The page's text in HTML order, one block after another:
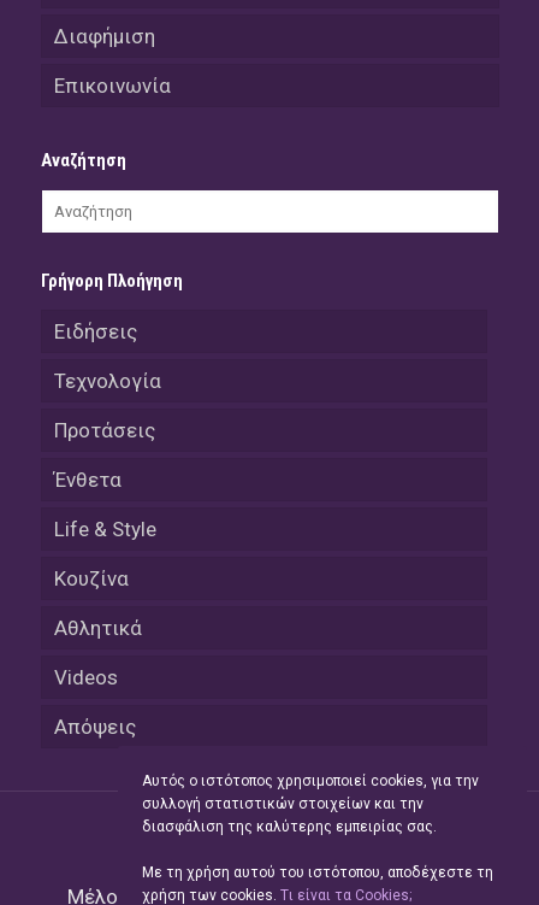
Διαφήμιση
Επικοινωνία
Αναζήτηση
Γρήγορη Πλοήγηση
Ειδήσεις
Τεχνολογία
Προτάσεις
Ένθετα
Life & Style
Κουζίνα
Αθλητικά
Videos
Απόψεις
Μέλος του Δικτύου τηςHellas Press Media
Αυτός ο ιστότοπος χρησιμοποιεί cookies, για την
συλλογή στατιστικών στοιχείων και την
διασφάλιση της καλύτερης εμπειρίας σας.
Με τη χρήση αυτού του ιστότοπου, αποδέχεστε τη
χρήση των cookies. Tι είναι τα Cookies;